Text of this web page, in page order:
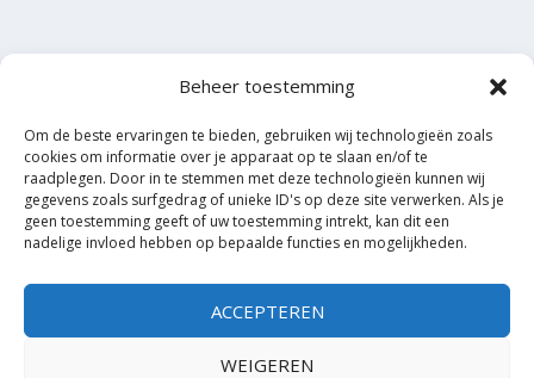
Beheer toestemming
Om de beste ervaringen te bieden, gebruiken wij technologieën zoals
cookies om informatie over je apparaat op te slaan en/of te
raadplegen. Door in te stemmen met deze technologieën kunnen wij
gegevens zoals surfgedrag of unieke ID's op deze site verwerken. Als je
geen toestemming geeft of uw toestemming intrekt, kan dit een
nadelige invloed hebben op bepaalde functies en mogelijkheden.
ACCEPTEREN
WEIGEREN